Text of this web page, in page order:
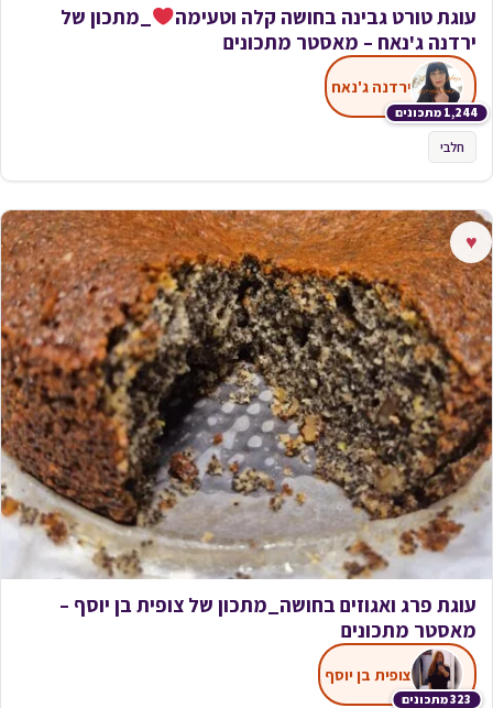
עוגת טורט גבינה בחושה קלה וטעימה
_מתכון של
ירדנה ג'נאח – מאסטר מתכונים
1,244 מתכונים
ירדנה ג'נאח
חלבי
♥
עוגת פרג ואגוזים בחושה_מתכון של צופית בן יוסף –
מאסטר מתכונים
323 מתכונים
צופית בן יוסף